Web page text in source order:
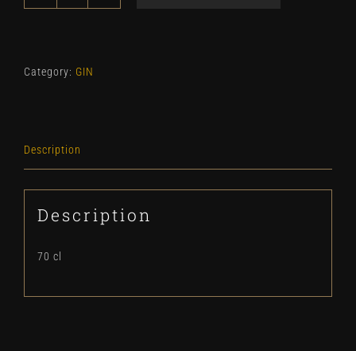
&
Category: GIN
Description
Description
70 cl